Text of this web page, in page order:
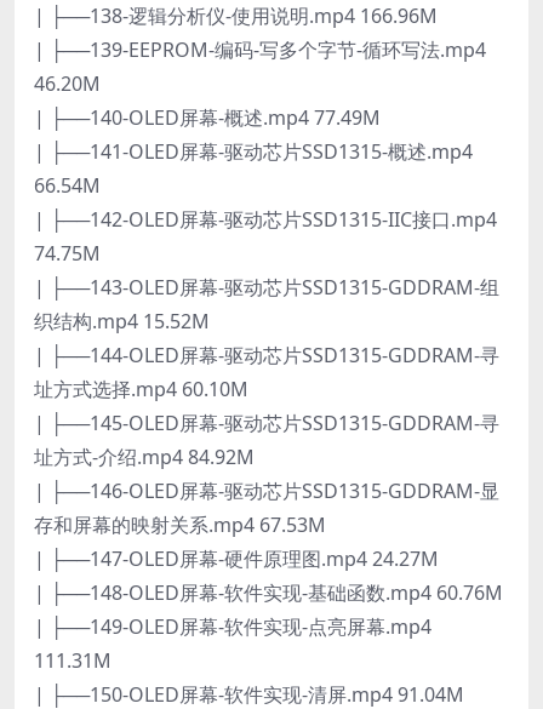
| ├──138-逻辑分析仪-使用说明.mp4 166.96M
| ├──139-EEPROM-编码-写多个字节-循环写法.mp4
46.20M
| ├──140-OLED屏幕-概述.mp4 77.49M
| ├──141-OLED屏幕-驱动芯片SSD1315-概述.mp4
66.54M
| ├──142-OLED屏幕-驱动芯片SSD1315-IIC接口.mp4
74.75M
| ├──143-OLED屏幕-驱动芯片SSD1315-GDDRAM-组
织结构.mp4 15.52M
| ├──144-OLED屏幕-驱动芯片SSD1315-GDDRAM-寻
址方式选择.mp4 60.10M
| ├──145-OLED屏幕-驱动芯片SSD1315-GDDRAM-寻
址方式-介绍.mp4 84.92M
| ├──146-OLED屏幕-驱动芯片SSD1315-GDDRAM-显
存和屏幕的映射关系.mp4 67.53M
| ├──147-OLED屏幕-硬件原理图.mp4 24.27M
| ├──148-OLED屏幕-软件实现-基础函数.mp4 60.76M
| ├──149-OLED屏幕-软件实现-点亮屏幕.mp4
111.31M
| ├──150-OLED屏幕-软件实现-清屏.mp4 91.04M